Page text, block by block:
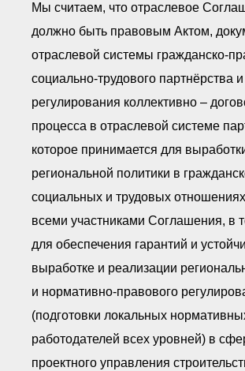
Мы считаем, что отраслевое
должно быть правовым Актом,
отраслевой системы гражданско-
социально-трудового партнёрства
регулирования коллективно –
процесса в отраслевой системе
которое принимается для
региональной политики в
социальных и трудовых
всеми участниками Соглашения, в
для обеспечения гарантий и
выработке и реализации
и нормативно-правового
(подготовки локальных
работодателей всех уровней) в
проектного управления